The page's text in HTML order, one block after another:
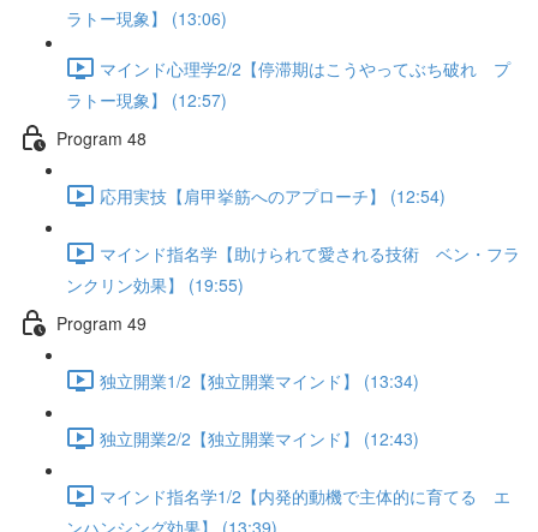
ラトー現象】 (13:06)
マインド心理学2/2【停滞期はこうやってぶち破れ プ
ラトー現象】 (12:57)
Program 48
応用実技【肩甲挙筋へのアプローチ】 (12:54)
マインド指名学【助けられて愛される技術 ベン・フラ
ンクリン効果】 (19:55)
Program 49
独立開業1/2【独立開業マインド】 (13:34)
独立開業2/2【独立開業マインド】 (12:43)
マインド指名学1/2【内発的動機で主体的に育てる エ
ンハンシング効果】 (13:39)